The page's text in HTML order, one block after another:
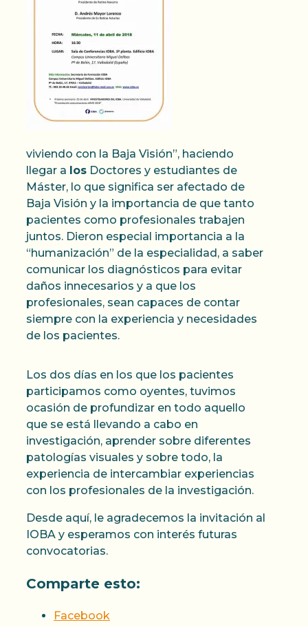
viviendo con la Baja Visión”, haciendo
llegar a los Doctores y estudiantes de
Máster, lo que significa ser afectado de
Baja Visión y la importancia de que tanto
pacientes como profesionales trabajen
juntos. Dieron especial importancia a la
“humanización” de la especialidad, a saber
comunicar los diagnósticos para evitar
daños innecesarios y a que los
profesionales, sean capaces de contar
siempre con la experiencia y necesidades
de los pacientes.
Casinos Online en
España: Juegos Móviles
y Aplicaciones
Los casinos online han revolucionado la
juegos de azar en España. Con la creciente
popularidad de los dispositivos móviles,
los jugadores ahora pueden acceder a sus
lugar. En este artículo, exploraremos la
móviles y las aplicaciones en los casinos
Los dos días en los que los pacientes
participamos como oyentes, tuvimos
ocasión de profundizar en todo aquello
que se está llevando a cabo en
investigación, aprender sobre diferentes
patologías visuales y sobre todo, la
experiencia de intercambiar experiencias
con los profesionales de la investigación.
Desde aquí, le agradecemos la invitación al
IOBA y esperamos con interés futuras
convocatorias.
Comparte esto:
Facebook